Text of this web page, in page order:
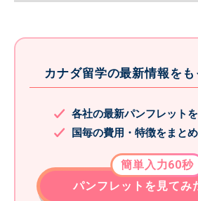
カナダ留学の最新情報をも
各社の最新パンフレット
国毎の費用・特徴をまと
パンフレットを見てみ
簡単入力60秒